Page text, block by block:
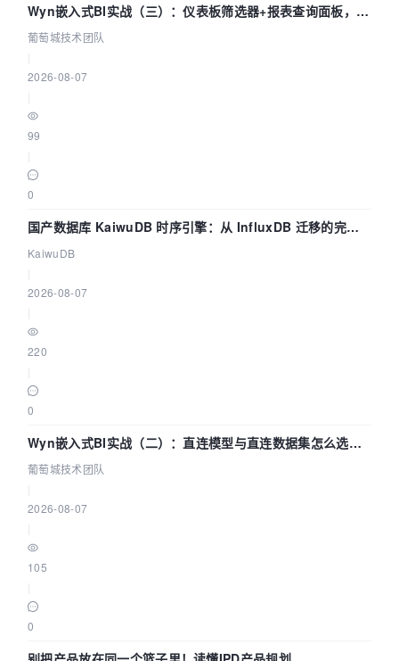
Wyn嵌入式BI实战（三）：仪表板筛选器+报表查询面板，参
数联动全闭环
葡萄城技术团队
2026-08-07
99
0
国产数据库 KaiwuDB 时序引擎：从 InfluxDB 迁移的完整
技术路径
KaiwuDB
2026-08-07
220
0
Wyn嵌入式BI实战（二）：直连模型与直连数据集怎么选，
参数为什么不生效？| 葡萄城技术团队
葡萄城技术团队
2026-08-07
105
0